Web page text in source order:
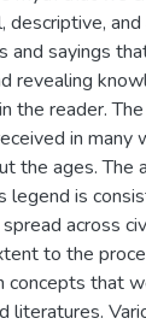
descriptive,
and sayings
revealing
the reader.
in many
the ages. The
legend is
across
to the
concepts that
literatures.